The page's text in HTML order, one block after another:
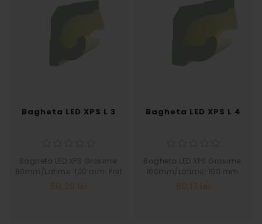
Bagheta LED XPS L 3
Bagheta LED XPS Grosime:
80mm/Latime: 100 mm. Pret
pe buc 2 ml.
50,29 lei
Bagheta LED XPS L 4
Bagheta LED XPS Grosime:
100mm/Latime: 100 mm.
Pret pe buc 2 ml.
60,17 lei